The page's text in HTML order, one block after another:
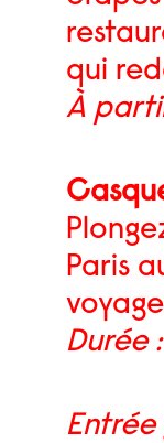
qui
À
Paris
Durée